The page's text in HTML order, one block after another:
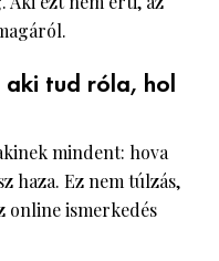
aki tud róla, hol
mindent: hova
haza. Ez nem túlzás,
online ismerkedés